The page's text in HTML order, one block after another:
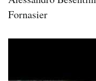
Fornasier